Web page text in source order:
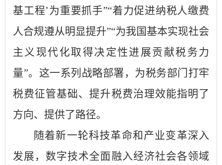
基工程’为重要抓手”“着力促进纳税人缴费
人合规遵从明显提升”“为我国基本实现社会
主义现代化取得决定性进展贡献税务力
量”。这一系列战略部署，为税务部门打牢
税费征管基础、提升税费治理效能指明了
方向、提供了路径。
随着新一轮科技革命和产业变革深入
发展，数字技术全面融入经济社会各领域